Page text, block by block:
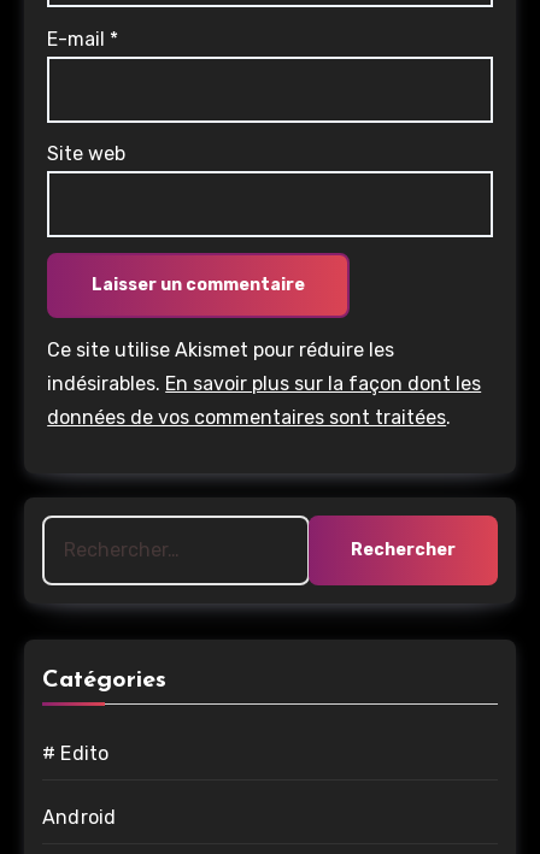
E-mail *
Site web
Ce site utilise Akismet pour réduire les
indésirables. En savoir plus sur la façon dont les
données de vos commentaires sont traitées.
Rechercher :
Catégories
# Edito
Android